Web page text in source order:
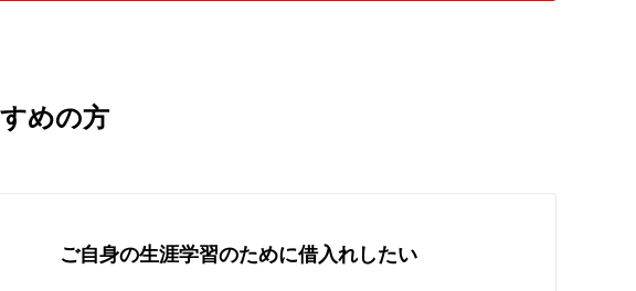
めの方
ご自身の生涯学習のために借入れしたい